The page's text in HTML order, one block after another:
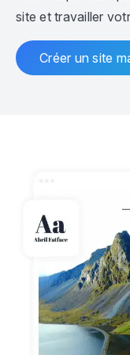
site et travailler
Créer un site